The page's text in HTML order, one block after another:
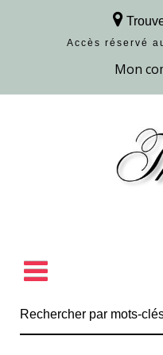
Accès réservé
Découvrir la collection